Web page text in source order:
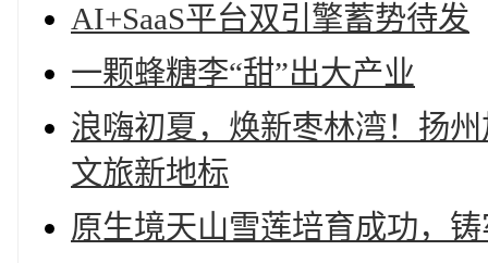
AI+SaaS平台双引擎蓄势待发
一颗蜂糖李“甜”出大产业
浪嗨初夏，焕新枣林湾！扬
文旅新地标
原生境天山雪莲培育成功，